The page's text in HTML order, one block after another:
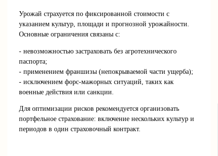
Урожай страхуется по фиксированной стоимости с
указанием культур, площади и прогнозной урожайности.
Основные ограничения связаны с:
- невозможностью застраховать без агротехнического
паспорта;
- применением франшизы (непокрываемой части ущерба);
- исключением форс-мажорных ситуаций, таких как
военные действия или санкции.
Для оптимизации рисков рекомендуется организовать
портфельное страхование: включение нескольких культур и
периодов в один страховочный контракт.